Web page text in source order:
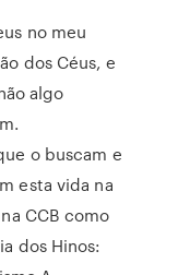
no meu
dos Céus, e
algo
o buscam e
esta vida na
CCB como
dos Hinos: